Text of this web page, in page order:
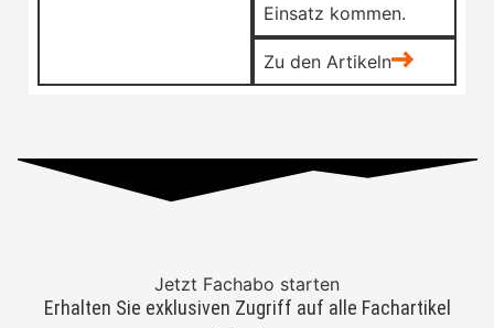
Einsatz kommen.
Zu den Artikeln
Jetzt Fachabo starten
Erhalten Sie exklusiven Zugriff auf alle Fachartikel